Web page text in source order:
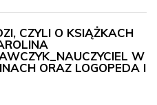
CZYLI O KSIĄŻKACH
W
ORAZ LOGOPEDA I